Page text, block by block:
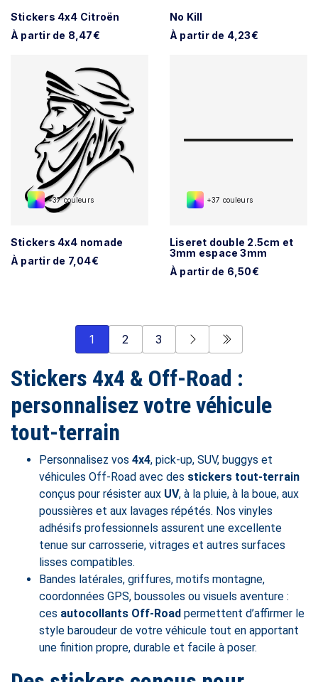
Stickers 4x4 Citroën
À partir de 8,47€
No Kill
À partir de 4,23€
+37 couleurs
Stickers 4x4 nomade
À partir de 7,04€
+37 couleurs
Liseret double 2.5cm et
3mm espace 3mm
À partir de 6,50€
1 2 3
Stickers 4x4 & Off-Road :
personnalisez votre véhicule
tout-terrain
Personnalisez vos 4x4, pick-up, SUV, buggys et
véhicules Off-Road avec des stickers tout-terrain
conçus pour résister aux UV, à la pluie, à la boue, aux
poussières et aux lavages répétés. Nos vinyles
adhésifs professionnels assurent une excellente
tenue sur carrosserie, vitrages et autres surfaces
lisses compatibles.
Bandes latérales, griffures, motifs montagne,
coordonnées GPS, boussoles ou visuels aventure :
ces autocollants Off-Road permettent d’affirmer le
style baroudeur de votre véhicule tout en apportant
une finition propre, durable et facile à poser.